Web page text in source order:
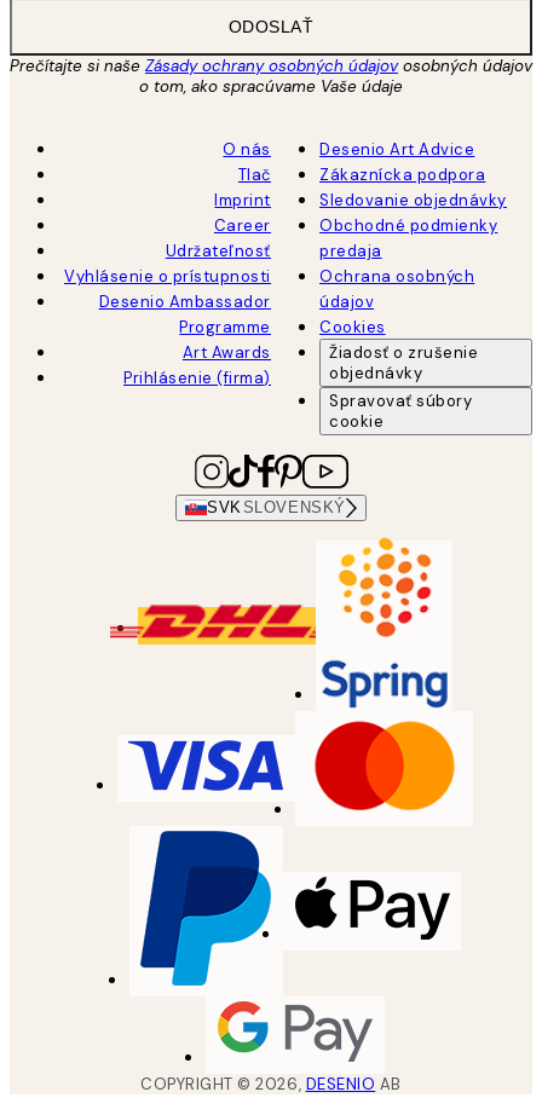
ODOSLAŤ
Prečítajte si naše Zásady ochrany osobných údajovosobných údajov
o tom, ako spracúvame Vaše údaje
O nás
Tlač
Imprint
Career
Udržateľnosť
Vyhlásenie o prístupnosti
Desenio Ambassador
Programme
Art Awards
Prihlásenie (firma)
Desenio Art Advice
Zákaznícka podpora
Sledovanie objednávky
Obchodné podmienky
predaja
Ochrana osobných
údajov
Cookies
Žiadosť o zrušenie
objednávky
Spravovať súbory
cookie
SVKSLOVENSKÝ
COPYRIGHT ©2026, DESENIO AB